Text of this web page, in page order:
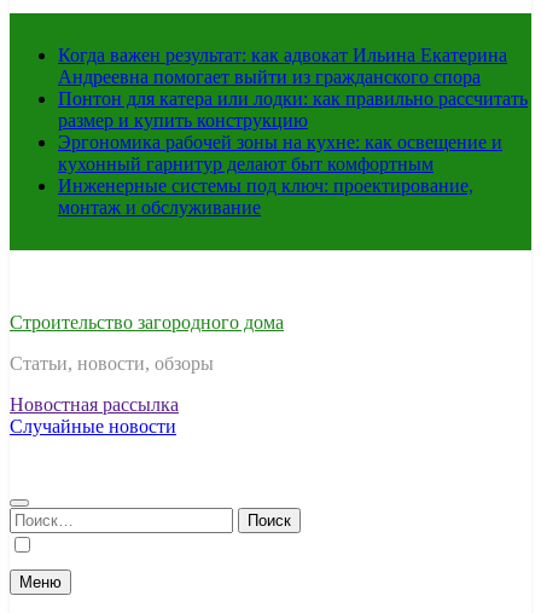
Когда важен результат: как адвокат Ильина Екатерина
Андреевна помогает выйти из гражданского спора
Понтон для катера или лодки: как правильно рассчитать
размер и купить конструкцию
Эргономика рабочей зоны на кухне: как освещение и
кухонный гарнитур делают быт комфортным
Инженерные системы под ключ: проектирование,
монтаж и обслуживание
Строительство загородного дома
Статьи, новости, обзоры
Новостная рассылка
Случайные новости
Найти:
Меню